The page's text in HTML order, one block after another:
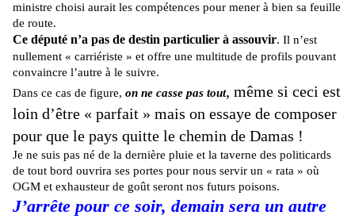
ministre choisi aurait les compétences pour mener à bien sa feuille
de route.
Ce député n’a pas de destin particulier à assouvir. Il n’est
nullement « carriériste » et offre une multitude de profils pouvant
convaincre l’autre à le suivre.
Dans ce cas de figure, on ne casse pas tout, même si ceci est
loin d’être « parfait » mais on essaye de composer
pour que le pays quitte le chemin de Damas !
Je ne suis pas né de la dernière pluie et la taverne des politicards
de tout bord ouvrira ses portes pour nous servir un « rata » où
OGM et exhausteur de goût seront nos futurs poisons.
J’arrête pour ce soir, demain sera un autre